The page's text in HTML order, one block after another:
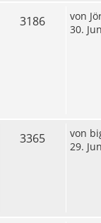
3186 von
30.
3365 von
29.